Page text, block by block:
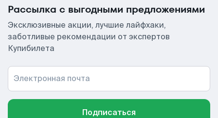
Рассылка с выгодными предложениями
Эксклюзивные акции, лучшие лайфхаки,
заботливые рекомендации от экспертов
Купибилета
Электронная почта
Подписаться